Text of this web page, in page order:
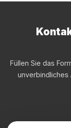
Füllen Sie das
unverbindliches